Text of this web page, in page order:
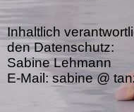
Inhaltlich
den Datenschutz:
Sabine Lehmann
E-Mail: sabine @